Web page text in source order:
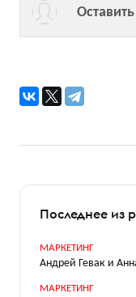
Последнее из
МАРКЕТИНГ
Андрей Гевак и
МАРКЕТИНГ